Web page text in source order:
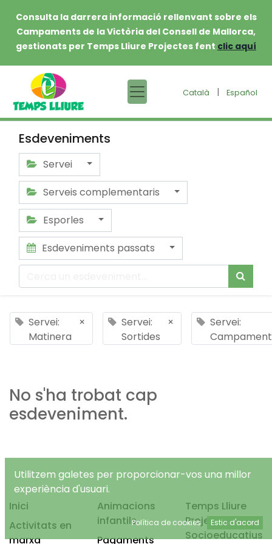
Consulta la darrera informació rellenvant sobre els
Campaments de la Victòria del Consell de Mallorca,
gestionats per Temps Lliure Projectes fent clic aquí
Català | Español
Esdeveniments
Servei
Serveis complementaris
Esporles
Esdeveniments passats
Servei:
Matinera
×
Servei:
Sortides
×
Servei:
Campament
No s'ha trobat cap
esdeveniment.
Inici
Activitats en
marxa
Animacions
infantils
Pagaments
Temps Lliure
Projectes
Socioeducatius
Utilitzem galetes per proporcionar-vos una millor
experiència d'usuari.
Política de cookies Estic d'acord